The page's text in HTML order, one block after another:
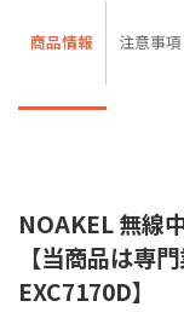
商品情報 注意事項
NOAKEL 無線
【当商品は専
EXC7170D】